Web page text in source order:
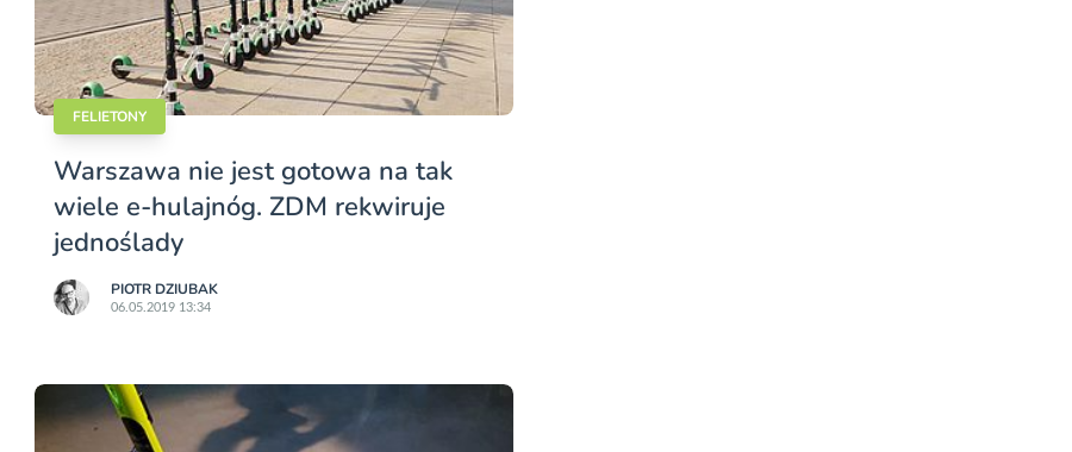
FELIETONY
Warszawa nie jest gotowa na tak
wiele e-hulajnóg. ZDM rekwiruje
jednoślady
PIOTR DZIUBAK
06.05.2019 13:34